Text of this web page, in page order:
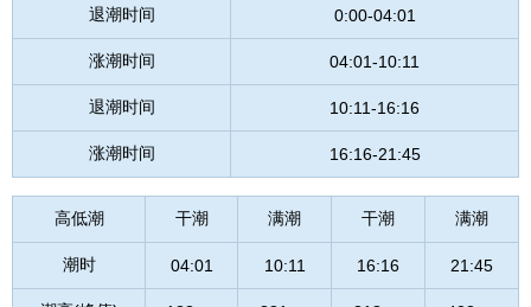
退潮时间 0:00-04:01
涨潮时间 04:01-10:11
退潮时间 10:11-16:16
涨潮时间 16:16-21:45
高低潮 干潮 满潮 干潮 满潮
潮时 04:01 10:11 16:16 21:45